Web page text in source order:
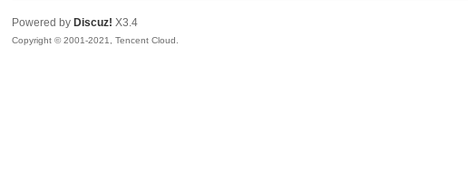
Powered by Discuz! X3.4
Copyright © 2001-2021, Tencent Cloud.